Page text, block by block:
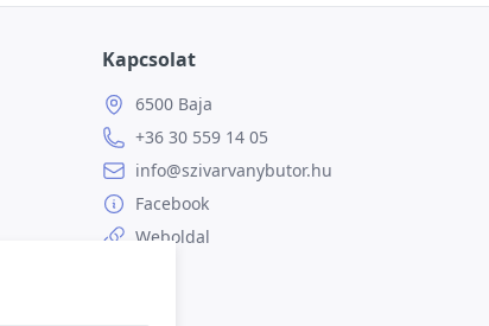
Kapcsolat
6500 Baja
+36 30 559 14 05
info@szivarvanybutor.hu
Facebook
Weboldal